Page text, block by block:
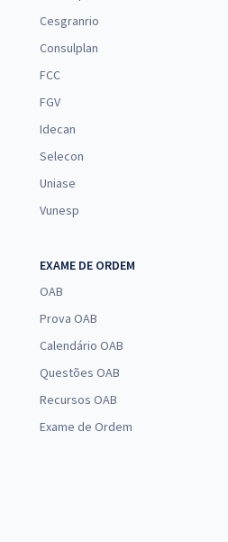
Cesgranrio
Consulplan
FCC
FGV
Idecan
Selecon
Uniase
Vunesp
EXAME DE ORDEM
OAB
Prova OAB
Calendário OAB
Questões OAB
Recursos OAB
Exame de Ordem